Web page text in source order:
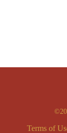
Terms of